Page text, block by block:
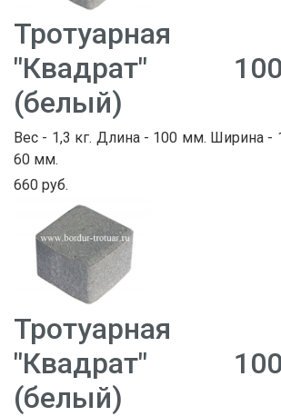
Тротуарная
"Квадрат"
(белый)
Вес - 1,3 кг. Длина - 100 мм. Ширина -
60 мм.
660 руб.
Тротуарная
"Квадрат"
(белый)